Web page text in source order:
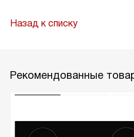
Назад к списку
Рекомендованные